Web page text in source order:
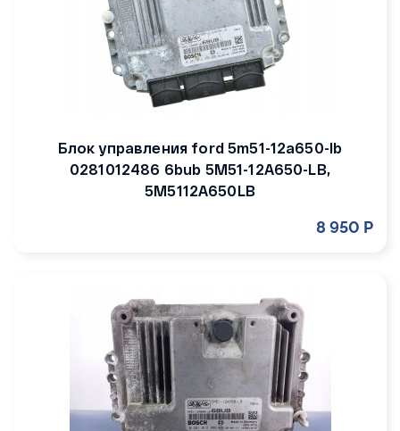
Блок управления ford 5m51-12a650-lb
0281012486 6bub 5M51-12A650-LB,
5M5112A650LB
8 950 Р